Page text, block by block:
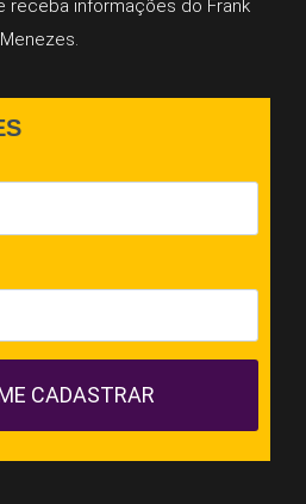
receba informações do Frank
Menezes.
CADASTRAR